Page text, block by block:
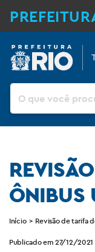
Pesquisar
ÔNIBUS
Início > Revisão de tarifa
Publicado em 27/12/2021